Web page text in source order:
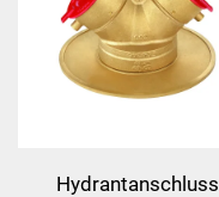
Hydrantanschluss